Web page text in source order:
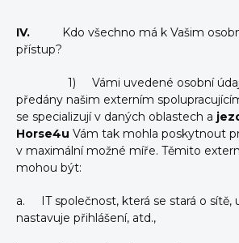
IV.
Kdo všechno má k Vašim
přístup?
1) Vámi uvedené osobní údaje
předány našim externím
se specializují v daných oblastech a
Horse4u Vám tak mohla poskytnout
v maximální možné míře. Těmito
mohou být:
a. IT společnost, která se stará o sítě,
nastavuje přihlášení, atd.,